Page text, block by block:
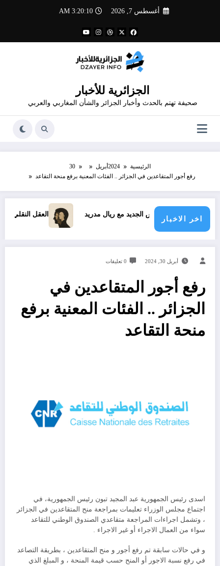
أغسطس 7, 2026 3:20:11 AM
الجزائرية للأخبار
صحيفة تهتم بالحدث وأخبار الجزائر والشأن المغاربي والعربي
الرئيسية 2024 أبريل
30
رفع أجور المتقاعدين في الجزائر .. الفئات المعنية برفع منحة التقاعد
اخر الاخبار
عقد فينيسيوس الجديد مع ريال مدريد العقل النقلي لا يبدع
أبريل 30, 2024 0 تعليقات
رفع أجور المتقاعدين في
الجزائر .. الفئات المعنية برفع
منحة التقاعد
اسدى رئيس الجمهورية عبد المجيد تبون رئيس الجمهورية، في
اجتماع مجلس الوزراء تعليمات بمراجعة منح المتقاعدين في الجزائر
، وتشمل اجراءات المراجعة متقاعدي الصندوق الوطني للتقاعد
سواء من العمال الاجراء أو غير الاجراء .
و في حالات سابقة تم رفع أجور و منح المتقاعدين ، بطريقة التصاعد
في رفع نسبة الاجور أو المنح حسب قيمة المنحة ، و المبلغ الذي